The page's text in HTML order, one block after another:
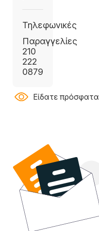
Τηλεφωνικές
Παραγγελίες
210
222
0879
Είδατε πρόσφατα